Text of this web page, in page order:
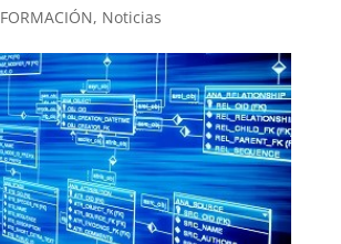
FORMACIÓN, Noticias